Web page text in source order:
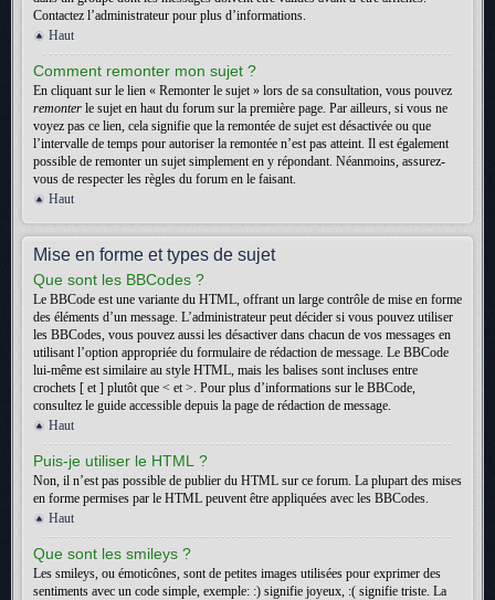
Contactez l’administrateur pour plus d’informations.
Haut
Comment remonter mon sujet ?
En cliquant sur le lien « Remonter le sujet » lors de sa consultation, vous pouvez
remonter le sujet en haut du forum sur la première page. Par ailleurs, si vous ne
voyez pas ce lien, cela signifie que la remontée de sujet est désactivée ou que
l’intervalle de temps pour autoriser la remontée n’est pas atteint. Il est également
possible de remonter un sujet simplement en y répondant. Néanmoins, assurez-
vous de respecter les règles du forum en le faisant.
Haut
Mise en forme et types de sujet
Que sont les BBCodes ?
Le BBCode est une variante du HTML, offrant un large contrôle de mise en forme
des éléments d’un message. L’administrateur peut décider si vous pouvez utiliser
les BBCodes, vous pouvez aussi les désactiver dans chacun de vos messages en
utilisant l’option appropriée du formulaire de rédaction de message. Le BBCode
lui-même est similaire au style HTML, mais les balises sont incluses entre
crochets [ et ] plutôt que < et >. Pour plus d’informations sur le BBCode,
consultez le guide accessible depuis la page de rédaction de message.
Haut
Puis-je utiliser le HTML ?
Non, il n’est pas possible de publier du HTML sur ce forum. La plupart des mises
en forme permises par le HTML peuvent être appliquées avec les BBCodes.
Haut
Que sont les smileys ?
Les smileys, ou émoticônes, sont de petites images utilisées pour exprimer des
sentiments avec un code simple, exemple: :) signifie joyeux, :( signifie triste. La